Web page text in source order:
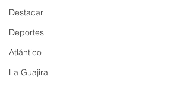
Destacar
Deportes
Atlántico
La Guajira